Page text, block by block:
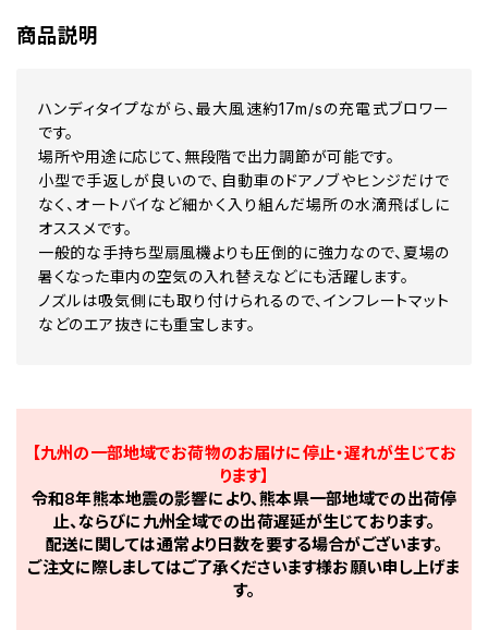
商品説明
ハンディタイプながら、最大風速約17m/sの充電式ブロワー
です。
場所や用途に応じて、無段階で出力調節が可能です。
小型で手返しが良いので、自動車のドアノブやヒンジだけで
なく、オートバイなど細かく入り組んだ場所の水滴飛ばしに
オススメです。
一般的な手持ち型扇風機よりも圧倒的に強力なので、夏場の
暑くなった車内の空気の入れ替えなどにも活躍します。
ノズルは吸気側にも取り付けられるので、インフレートマット
などのエア抜きにも重宝します。
【九州の一部地域でお荷物のお届けに停止・遅れが生じてお
ります】
令和8年熊本地震の影響により、熊本県一部地域での出荷停
止、ならびに九州全域での出荷遅延が生じております。
配送に関しては通常より日数を要する場合がございます。
ご注文に際しましてはご了承くださいます様お願い申し上げま
す。